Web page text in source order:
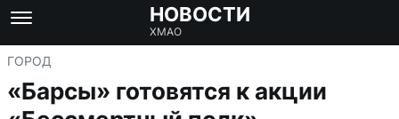
НОВОСТИ
ХМАО
ГОРОД
«Барсы» готовятся к акции